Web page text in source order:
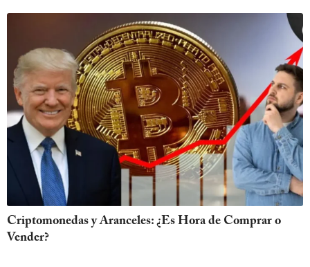
Criptomonedas y Aranceles: ¿Es Hora de Comprar o
Vender?